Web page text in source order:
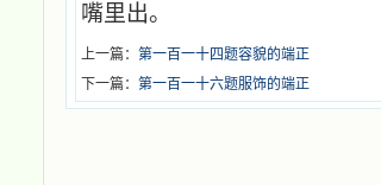
嘴里出。
上一篇： 第一百一十四题容貌的端正
下一篇： 第一百一十六题服饰的端正